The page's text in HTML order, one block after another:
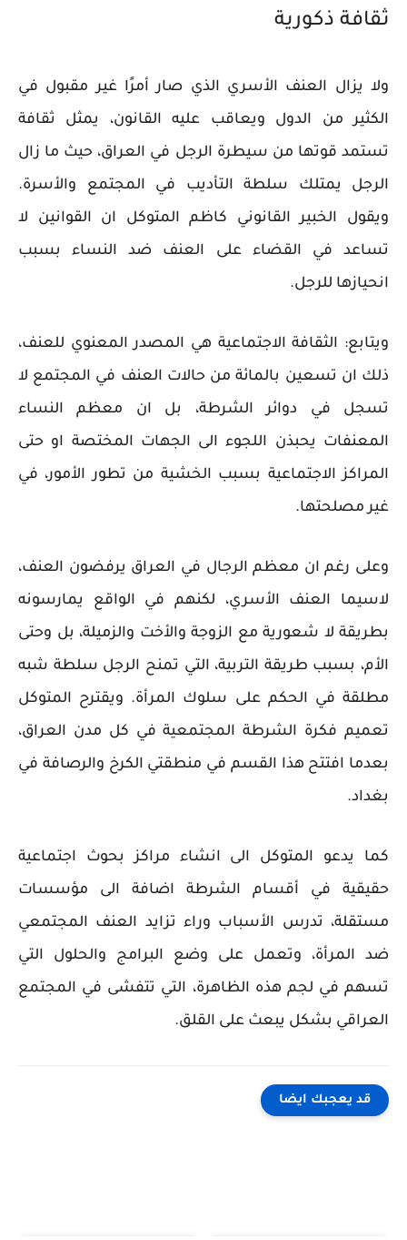
ثقافة ذكورية
ولا يزال العنف الأسري الذي صار أمرًا غير مقبول في
الكثير من الدول ويعاقب عليه القانون، يمثل ثقافة
تستمد قوتها من سيطرة الرجل في العراق، حيث ما زال
الرجل يمتلك سلطة التأديب في المجتمع والأسرة.
ويقول الخبير القانوني كاظم المتوكل ان القوانين لا
تساعد في القضاء على العنف ضد النساء بسبب
انحيازها للرجل.
ويتابع: الثقافة الاجتماعية هي المصدر المعنوي للعنف،
ذلك ان تسعين بالمائة من حالات العنف في المجتمع لا
تسجل في دوائر الشرطة، بل ان معظم النساء
المعنفات يحبذن اللجوء الى الجهات المختصة او حتى
المراكز الاجتماعية بسبب الخشية من تطور الأمور، في
غير مصلحتها.
وعلى رغم ان معظم الرجال في العراق يرفضون العنف،
لاسيما العنف الأسري، لكنهم في الواقع يمارسونه
بطريقة لا شعورية مع الزوجة والأخت والزميلة، بل وحتى
الأم، بسبب طريقة التربية، التي تمنح الرجل سلطة شبه
مطلقة في الحكم على سلوك المرأة. ويقترح المتوكل
تعميم فكرة الشرطة المجتمعية في كل مدن العراق،
بعدما افتتح هذا القسم في منطقتي الكرخ والرصافة في
بغداد.
كما يدعو المتوكل الى انشاء مراكز بحوث اجتماعية
حقيقية في أقسام الشرطة اضافة الى مؤسسات
مستقلة، تدرس الأسباب وراء تزايد العنف المجتمعي
ضد المرأة، وتعمل على وضع البرامج والحلول التي
تسهم في لجم هذه الظاهرة، التي تتفشى في المجتمع
العراقي بشكل يبعث على القلق.
قد يعجبك ايضا